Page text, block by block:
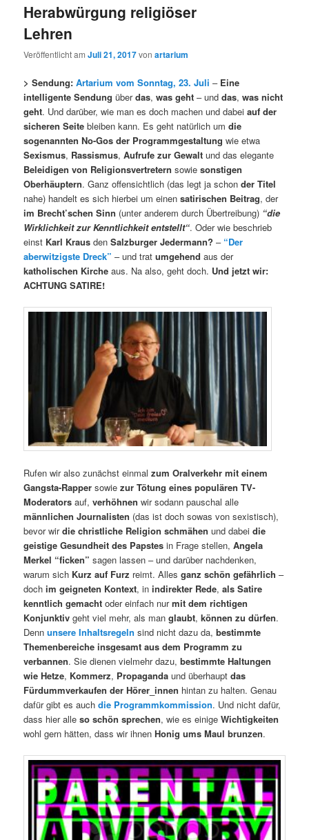
Herabwürgung religiöser
Lehren
Veröffentlicht amJuli 21, 2017vonartarium
> Sendung:Artarium vom Sonntag, 23. Juli – Eine
intelligente Sendung überdas,was geht – unddas,was nicht
geht. Und darüber, wie man es doch machen und dabeiauf der
sicheren Seite bleiben kann. Es geht natürlich umdie
sogenannten No-Gos der Programmgestaltung wie etwa
Sexismus, Rassismus,Aufrufe zur Gewalt und das elegante
Beleidigen von Religionsvertretern sowiesonstigen
Oberhäuptern. Ganz offensichtlich (das legt ja schonder Titel
nahe) handelt es sich hierbei um einensatirischen Beitrag, der
im Brecht’schen Sinn (unter anderem durch Übertreibung) “die
Wirklichkeit zur Kenntlichkeit entstellt“. Oder wie beschrieb
einst Karl Kraus denSalzburger Jedermann? – “Der
aberwitzigste Dreck” – und tratumgehend aus der
katholischen Kirche aus. Na also, geht doch. Und jetzt wir:
ACHTUNG SATIRE!
Rufen wir also zunächst einmalzum Oralverkehr mit einem
Gangsta-Rapper sowiezur Tötung eines populären TV-
Moderators auf,verhöhnen wir sodann pauschal alle
männlichen Journalisten (das ist doch sowas von sexistisch),
bevor wirdie christliche Religion schmähen und dabeidie
geistige Gesundheit des Papstes in Frage stellen,Angela
Merkel “ficken” sagen lassen – und darüber nachdenken,
warum sich Kurz auf Furz reimt. Allesganz schön gefährlich –
dochim geigneten Kontext, inindirekter Rede,als Satire
kenntlich gemacht oder einfach nurmit dem richtigen
Konjunktiv geht viel mehr, als manglaubt,können zu dürfen.
Dennunsere Inhaltsregeln sind nicht dazu da,bestimmte
Themenbereiche insgesamt aus dem Programm zu
verbannen. Sie dienen vielmehr dazu,bestimmte Haltungen
wie Hetze, Kommerz, Propaganda und überhauptdas
Fürdummverkaufen der Hörer_innen hintan zu halten. Genau
dafür gibt es auchdie Programmkommission. Und nicht dafür,
dass hier alleso schön sprechen, wie es einigeWichtigkeiten
wohl gern hätten, dass wir ihnenHonig ums Maul brunzen.